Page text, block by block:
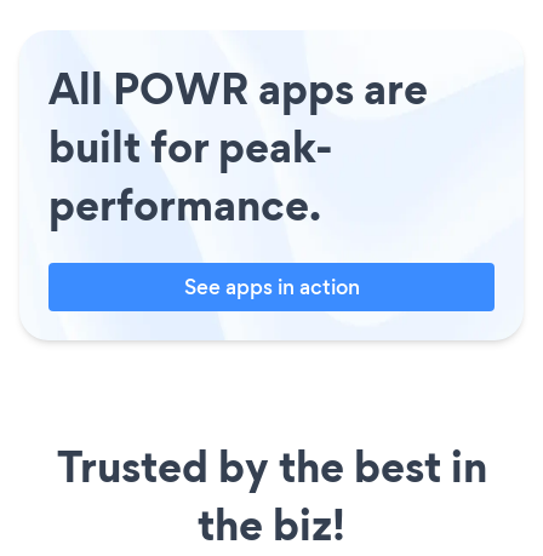
All POWR apps are
built for peak-
performance.
See apps in action
Trusted by the best in
the biz!